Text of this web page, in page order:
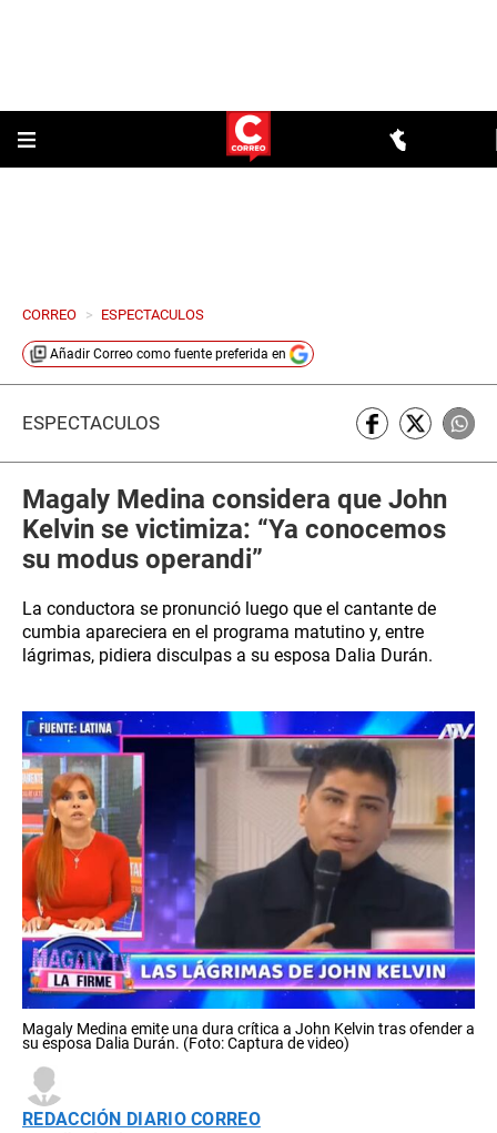
CORREO > ESPECTACULOS
Añadir Correo como fuente preferida en
ESPECTÁCULOS
Magaly Medina considera que John
Kelvin se victimiza: “Ya conocemos
su modus operandi”
La conductora se pronunció luego que el cantante de
cumbia apareciera en el programa matutino y, entre
lágrimas, pidiera disculpas a su esposa Dalia Durán.
Magaly Medina emite una dura crítica a John Kelvin tras ofender a
su esposa Dalia Durán. (Foto: Captura de video)
REDACCIÓN DIARIO CORREO